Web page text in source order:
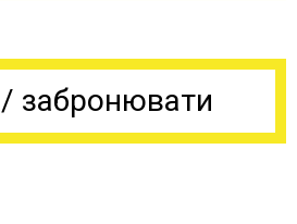
забронювати